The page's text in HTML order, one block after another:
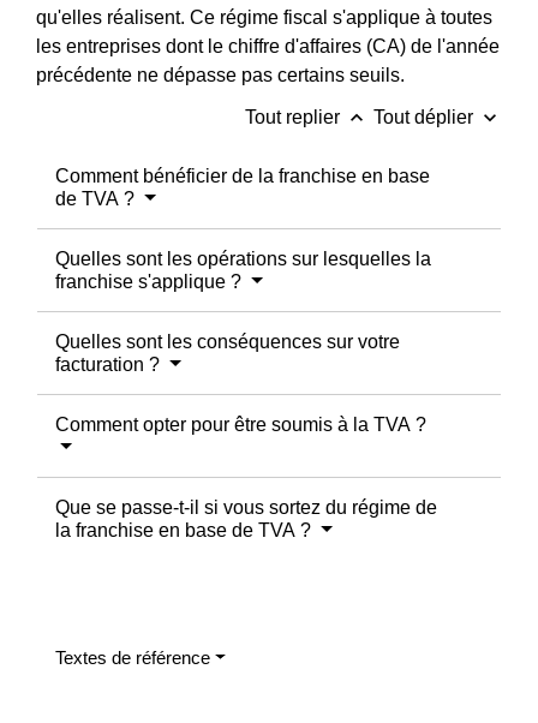
qu'elles réalisent. Ce régime fiscal s'applique à toutes
les entreprises dont le chiffre d'affaires (CA) de l'année
précédente ne dépasse pas certains seuils.
Tout replier keyboard_arrow_up Tout déplier keyboard_arrow_down
Comment bénéficier de la franchise en base
de TVA ?
Quelles sont les opérations sur lesquelles la
franchise s'applique ?
Quelles sont les conséquences sur votre
facturation ?
Comment opter pour être soumis à la TVA ?
Que se passe-t-il si vous sortez du régime de
la franchise en base de TVA ?
Textes de référence